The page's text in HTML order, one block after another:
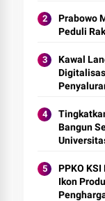
Prabowo
Peduli
Kawal
Bangun
PPKO
Ikon